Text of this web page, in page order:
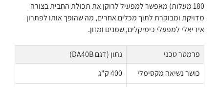
180 מעלות) מאפשר למפעיל לרוקן את תכולת החבית בצורה
מדויקת ומבוקרת לתוך מכלים אחרים, מה שהופך אותו לפתרון
אידיאלי למפעלי כימיקלים, שמנים ומזון.
פרמטר טכני
נתון (דגם DA40B)
כושר נשיאה מקסימלי
400 ק"ג